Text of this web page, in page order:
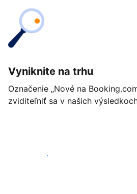
Vyniknite na trhu
Označenie „Nové na
zviditeľniť sa v našich
Začať ešte dnes